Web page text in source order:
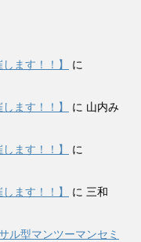
ます！！】
に
ます！！】
に 山内み
ます！！】
に
ます！！】
に 三和
ル型マンツーマンセミ